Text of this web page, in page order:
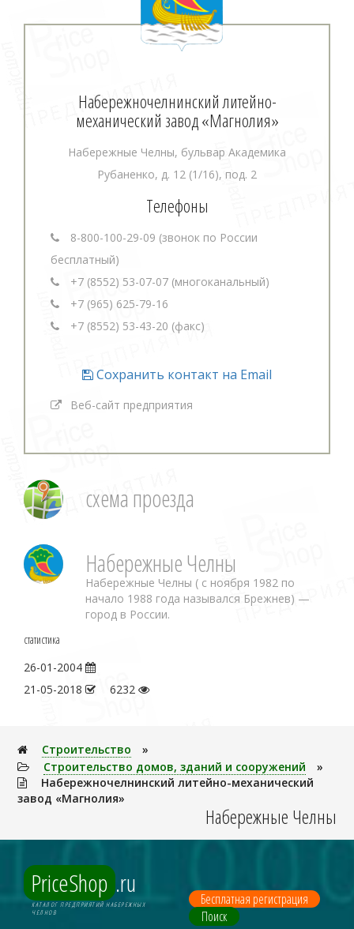
Набережночелнинский литейно-
механический завод «Магнолия»
Набережные Челны, бульвар Академика
Рубаненко, д. 12 (1/16), под. 2
Телефоны
8-800-100-29-09 (звонок по России
бесплатный)
+7 (8552) 53-07-07 (многоканальный)
+7 (965) 625-79-16
+7 (8552) 53-43-20 (факс)
Сохранить контакт на Email
Веб-сайт предприятия
схема проезда
Набережные Челны
Набережные Челны ( с ноября 1982 по
начало 1988 года назывался Брежнев) —
город в России.
статистика
26-01-2004
21-05-2018
6232
Строительство
»
Строительство домов, зданий и сооружений
»
Набережночелнинский литейно-механический
завод «Магнолия»
Набережные Челны
PriceShop .ru
КАТАЛОГ ПРЕДПРИЯТИЙ НАБЕРЕЖНЫХ
ЧЕЛНОВ
Бесплатная регистрация
Поиск